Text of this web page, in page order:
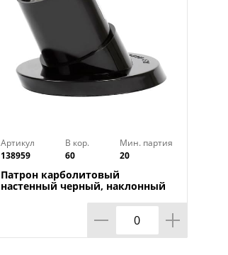
Артикул
138959
В кор.
60
Мин. партия
20
Патрон карболитовый
настенный черный, наклонный